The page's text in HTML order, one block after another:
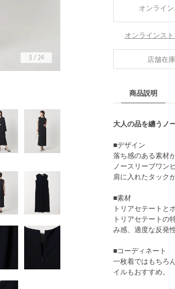
3 / 24
オンライ
オンラインス
店舗在庫
商品説明
大人の品を纏うノ
■デザイン
落ち感のある素材
ノースリーブワン
肩に入れたタック
■素材
トリアセテートと
トリアセテートの
み感、適度な反発
■コーディネート
一枚着ではもちろ
イルもおすすめ。